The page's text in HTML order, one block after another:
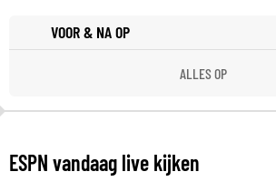
VOOR & NA OP
ALLES OP
ESPN vandaag live kijken